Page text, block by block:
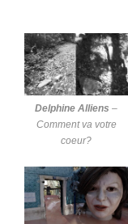
Delphine Alliens –
Comment va votre
coeur?